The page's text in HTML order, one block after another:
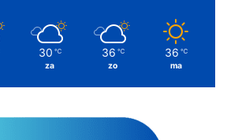
30 ℃
za
36 ℃
zo
36 ℃
ma